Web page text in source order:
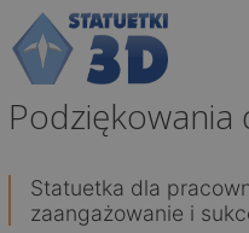
Przejdź
do
treści
Statuetka dla
zaangażowanie i